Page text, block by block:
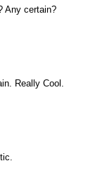
Any certain?
Really Cool.